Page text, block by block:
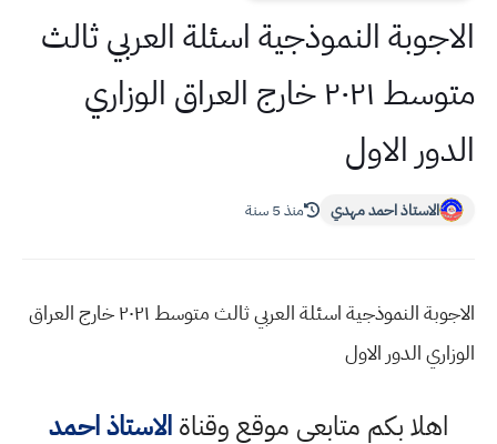
الاجوبة النموذجية اسئلة العربي ثالث
متوسط ٢٠٢١ خارج العراق الوزاري
الدور الاول
الاستاذ احمد مهدي منذ 5 سنة
الاجوبة النموذجية اسئلة العربي ثالث متوسط ٢٠٢١ خارج العراق
الوزاري الدور الاول
اهلا بكم متابعي موقع وقناةالاستاذ احمد